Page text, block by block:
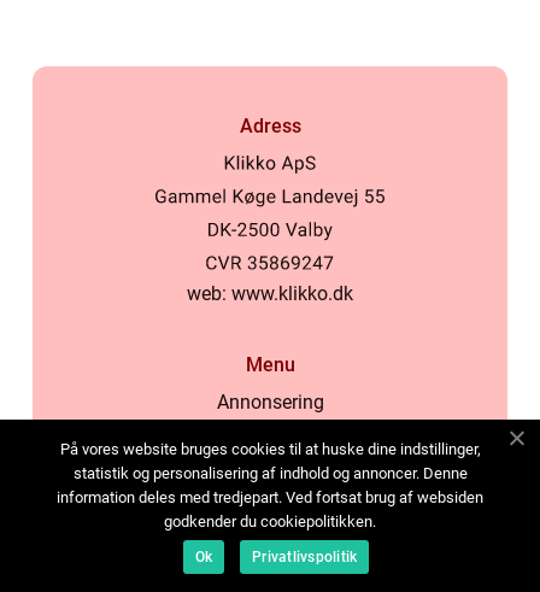
Adress
web: www.klikko.dk
Menu
Annonsering
Cookies
Kontakta oss
Sitemap
På vores website bruges cookies til at huske dine indstillinger,
statistik og personalisering af indhold og annoncer. Denne
information deles med tredjepart. Ved fortsat brug af websiden
godkender du cookiepolitikken.
Ok Privatlivspolitik